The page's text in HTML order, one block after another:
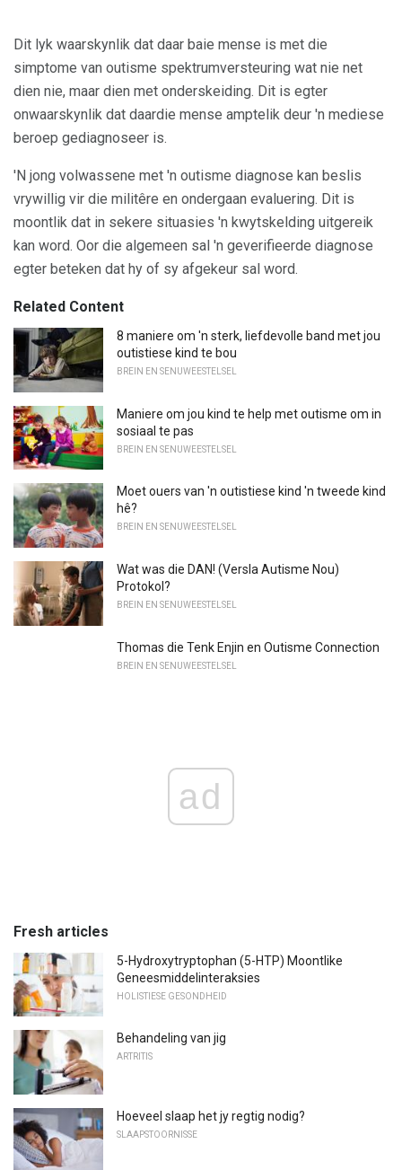
Dit lyk waarskynlik dat daar baie mense is met die
simptome van outisme spektrumversteuring wat nie net
dien nie, maar dien met onderskeiding. Dit is egter
onwaarskynlik dat daardie mense amptelik deur 'n mediese
beroep gediagnoseer is.
'N jong volwassene met 'n outisme diagnose kan beslis
vrywillig vir die militêre en ondergaan evaluering. Dit is
moontlik dat in sekere situasies 'n kwytskelding uitgereik
kan word. Oor die algemeen sal 'n geverifieerde diagnose
egter beteken dat hy of sy afgekeur sal word.
Related Content
8 maniere om 'n sterk, liefdevolle band met jou
outistiese kind te bou
BREIN EN SENUWEESTELSEL
Maniere om jou kind te help met outisme om in
sosiaal te pas
BREIN EN SENUWEESTELSEL
Moet ouers van 'n outistiese kind 'n tweede kind
hê?
BREIN EN SENUWEESTELSEL
Wat was die DAN! (Versla Autisme Nou)
Protokol?
BREIN EN SENUWEESTELSEL
Thomas die Tenk Enjin en Outisme Connection
BREIN EN SENUWEESTELSEL
ad
Fresh articles
5-Hydroxytryptophan (5-HTP) Moontlike
Geneesmiddelinteraksies
HOLISTIESE GESONDHEID
Behandeling van jig
ARTRITIS
Hoeveel slaap het jy regtig nodig?
SLAAPSTOORNISSE